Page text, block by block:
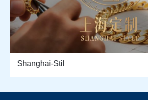
Shanghai-Stil